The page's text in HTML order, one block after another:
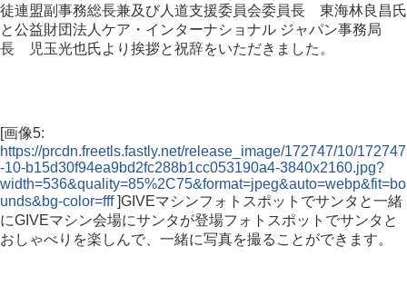
徒連盟副事務総長兼及び人道支援委員会委員長 東海林良昌氏
と公益財団法人ケア・インターナショナル ジャパン事務局
長 児玉光也氏より挨拶と祝辞をいただきました。
[画像5:
https://prcdn.freetls.fastly.net/release_image/172747/10/172747
-10-b15d30f94ea9bd2fc288b1cc053190a4-3840x2160.jpg?
width=536&quality=85%2C75&format=jpeg&auto=webp&fit=bo
unds&bg-color=fff]GIVEマシンフォトスポットでサンタと一緒
にGIVEマシン会場にサンタが登場フォトスポットでサンタと
おしゃべりを楽しんで、一緒に写真を撮ることができます。